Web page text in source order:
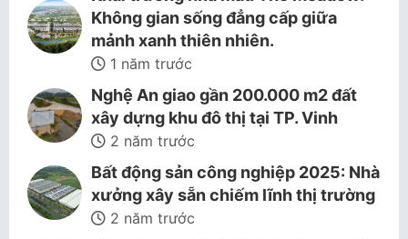
Không gian sống đẳng cấp giữa
mảnh xanh thiên nhiên.
1 năm trước
Nghệ An giao gần 200.000 m2 đất
xây dựng khu đô thị tại TP. Vinh
2 năm trước
Bất động sản công nghiệp 2025: Nhà
xưởng xây sẵn chiếm lĩnh thị trường
2 năm trước